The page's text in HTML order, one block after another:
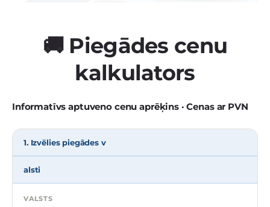
🚚 Piegādes cenu
kalkulators
Informatīvs aptuveno cenu aprēķins · Cenas ar PVN
1. Izvēlies piegādes v
alsti
VALSTS